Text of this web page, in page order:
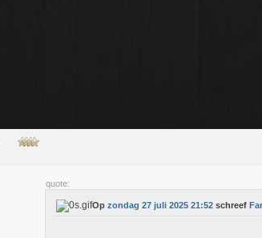
quote:
Op zondag 27 juli 2025 21:52 schreef